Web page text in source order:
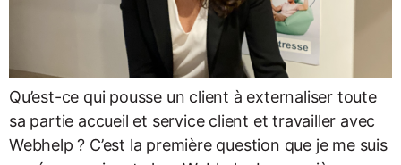
Qu’est-ce qui pousse un client à externaliser toute
sa partie accueil et service client et travailler avec
Webhelp ? C’est la première question que je me suis